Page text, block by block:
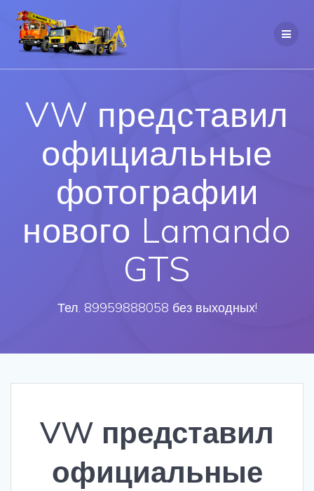
VW представил
официальные
фотографии
нового Lamando
GTS
Тел. 89959888058 без выходных!
VW представил
официальные